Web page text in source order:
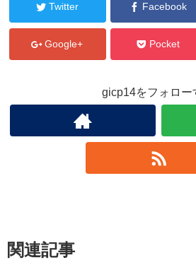
Twitter Facebook
Google+ Pocket
gicp14をフォロー
関連記事